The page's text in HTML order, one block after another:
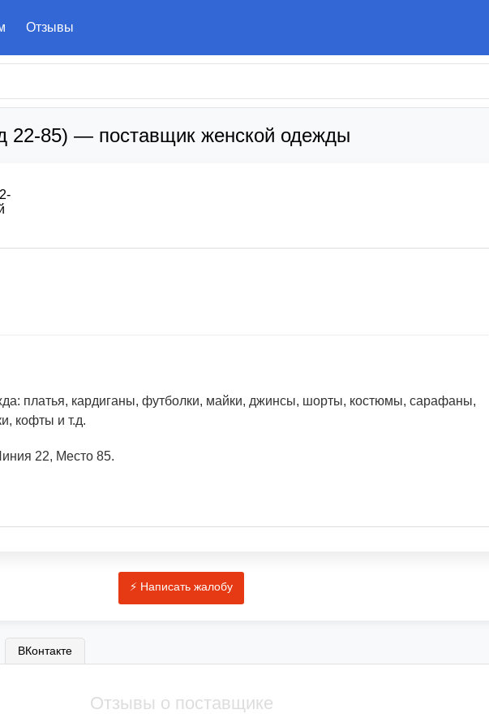
Отзывы
22-85) — поставщик женской одежды
платья, кардиганы, футболки, майки, джинсы, шорты, костюмы, сарафаны,
кофты и т.д.
22, Место 85.
ВКонтакте
Отзывы о поставщике